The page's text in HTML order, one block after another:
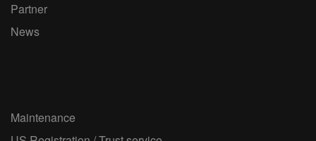
Partner
News
Maintenance